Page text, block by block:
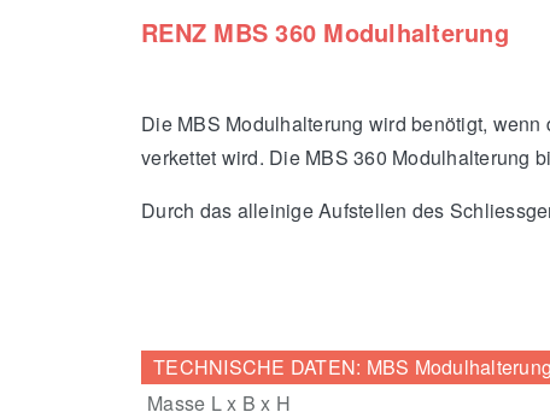
RENZ MBS 360 Modulhalterung
Die MBS Modulhalterung wird benötigt,
verkettet wird. Die MBS 360 Modulhalterung
Durch das alleinige Aufstellen des
TECHNISCHE DATEN: MBS Modulhalterung
Masse L x B x H